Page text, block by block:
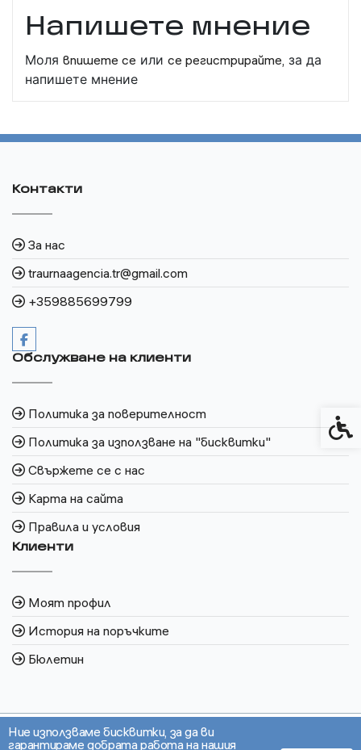
Напишете мнение
Моля впишете се или се регистрирайте, за да
напишете мнение
Ние използваме бисквитки, за да ви
гарантираме добрата работа на нашия
Контакти
За нас
traurnaagencia.tr@gmail.com
+359885699799
Обслужване на клиенти
Политика за поверителност
Политика за използване на "бисквитки"
Свържете се с нас
Карта на сайта
Правила и условия
Клиенти
Моят профил
История на поръчките
Бюлетин